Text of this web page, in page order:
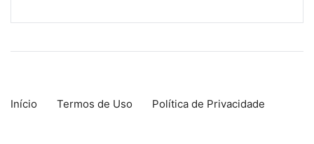
Início Termos de Uso Política de Privacidade